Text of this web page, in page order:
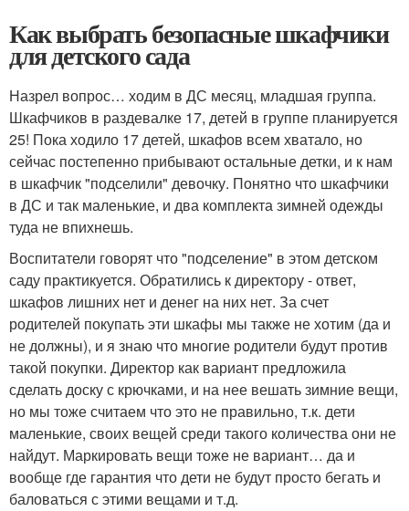
Как выбрать безопасные шкафчики
для детского сада
Назрел вопрос… ходим в ДС месяц, младшая группа.
Шкафчиков в раздевалке 17, детей в группе планируется
25! Пока ходило 17 детей, шкафов всем хватало, но
сейчас постепенно прибывают остальные детки, и к нам
в шкафчик "подселили" девочку. Понятно что шкафчики
в ДС и так маленькие, и два комплекта зимней одежды
туда не впихнешь.
Воспитатели говорят что "подселение" в этом детском
саду практикуется. Обратились к директору - ответ,
шкафов лишних нет и денег на них нет. За счет
родителей покупать эти шкафы мы также не хотим (да и
не должны), и я знаю что многие родители будут против
такой покупки. Директор как вариант предложила
сделать доску с крючками, и на нее вешать зимние вещи,
но мы тоже считаем что это не правильно, т.к. дети
маленькие, своих вещей среди такого количества они не
найдут. Маркировать вещи тоже не вариант… да и
вообще где гарантия что дети не будут просто бегать и
баловаться с этими вещами и т.д.